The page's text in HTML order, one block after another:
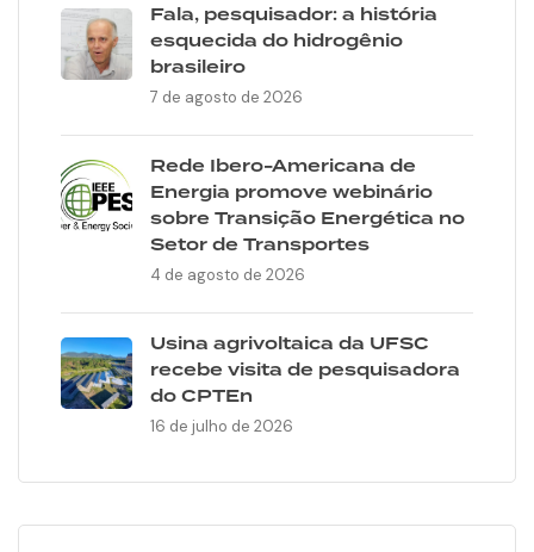
Fala, pesquisador: a história
esquecida do hidrogênio
brasileiro
7 de agosto de 2026
Rede Ibero-Americana de
Energia promove webinário
sobre Transição Energética no
Setor de Transportes
4 de agosto de 2026
Usina agrivoltaica da UFSC
recebe visita de pesquisadora
do CPTEn
16 de julho de 2026